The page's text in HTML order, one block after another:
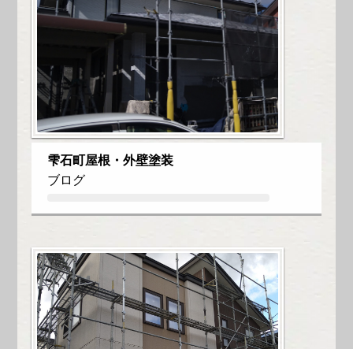
雫石町屋根・外壁塗装
ブログ